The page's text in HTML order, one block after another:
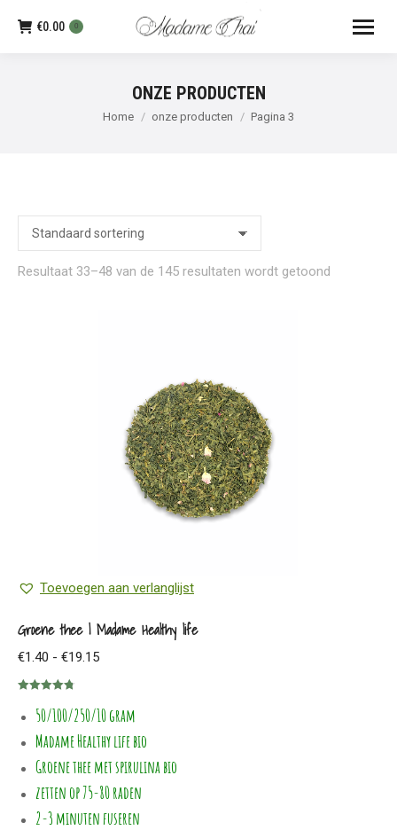
€0.00 0
ONZE PRODUCTEN
Je bent hier:
Home onze producten Pagina 3
Resultaat 33–48 van de 145 resultaten wordt getoond
Toevoegen aan verlanglijst
Groene thee | Madame Healthy life
€1.40 - €19.15Prijsklasse:
€19.15
uit 5
50/100/250/10 gram
Madame Healthy life bio
Groene thee met spirulina bio
zetten op 75-80 raden
2-3 minuten fuseren